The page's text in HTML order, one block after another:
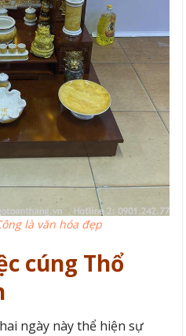
là văn hóa đẹp
cúng Thổ
ngày này thể hiện sự